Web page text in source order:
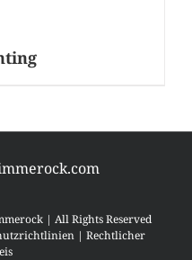
| All Rights Reserved
| Rechtlicher